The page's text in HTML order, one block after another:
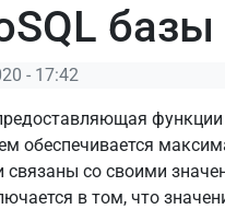
- 17:42
обеспечивается
со своими
в том, что